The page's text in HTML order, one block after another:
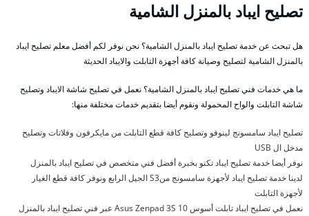
تصليح ايباد بالمنزل الشامية
هل تبحث عن خدمة تصليح ايباد بالمنزل الشامية؟ نحن نوفر لكم أفضل معلم تصليح ايباد
بالمنزل الشامية لتصليح وصيانة كافة أجهزة التابلت والايباد الحديثة
ما هي خدمات فني تصليح ايباد بالمنزل الشامية؟ نعمل في تصليح شاشة الايباد وتصليح
شاشة التابلت والواح المحمولة ونقوم أيضا بتقديم خدمات مختلفة منها:
تصليح ايباد سامسونج لينوفو وتصليح كافة قطع التابلت من مايكرفون وفلاتات وتصليح
مدخل ال USB
نوفر أيضا خدمة تصليح ايباد تكنو بخبرة أفضل فني متخصص في تصليح ايباد بالمنزل
لدينا خدمة تصليح ايباد لأجهزة سامسونج منS3 الجيل الرابع ونوفر كافة قطع الغيار
لأجهزة التابلت
نعمل في تصليح ايباد تابلت أسوس Asus Zenpad 3S 10 عبر فني تصليح ايباد بالمنزل